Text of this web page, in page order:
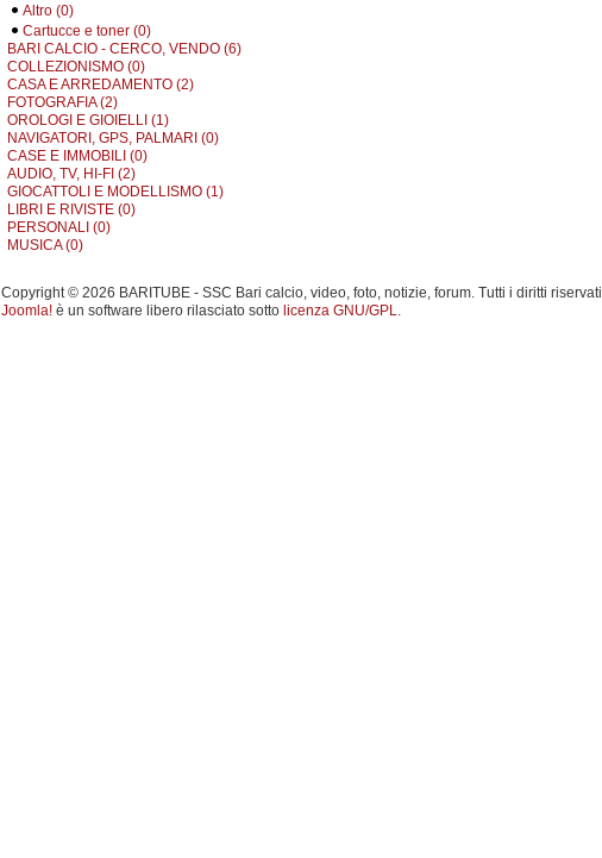
Altro (0)
Cartucce e toner (0)
BARI CALCIO - CERCO, VENDO (6)
COLLEZIONISMO (0)
CASA E ARREDAMENTO (2)
FOTOGRAFIA (2)
OROLOGI E GIOIELLI (1)
NAVIGATORI, GPS, PALMARI (0)
CASE E IMMOBILI (0)
AUDIO, TV, HI-FI (2)
GIOCATTOLI E MODELLISMO (1)
LIBRI E RIVISTE (0)
PERSONALI (0)
MUSICA (0)
Copyright © 2026 BARITUBE - SSC Bari calcio, video, foto, notizie, forum. Tutti i diritti
Joomla! è un software libero rilasciato sotto licenza GNU/GPL